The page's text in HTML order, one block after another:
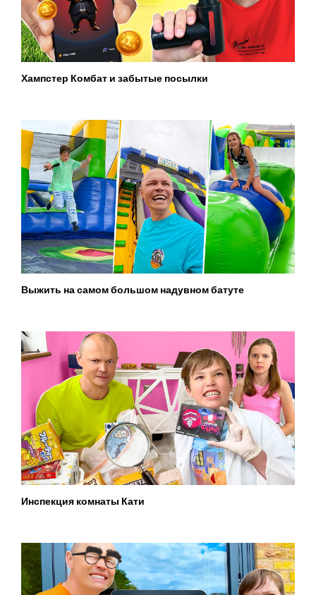
Хампстер Комбат и забытые посылки
Выжить на самом большом надувном батуте
Инспекция комнаты Кати